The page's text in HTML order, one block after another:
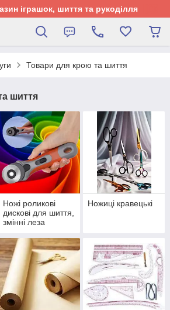
іграшок, шиття та рукоділля
Товари для крою та шиття
шиття
Ножі роликові
дискові для шиття,
змінні леза
Ножиці кравецькі